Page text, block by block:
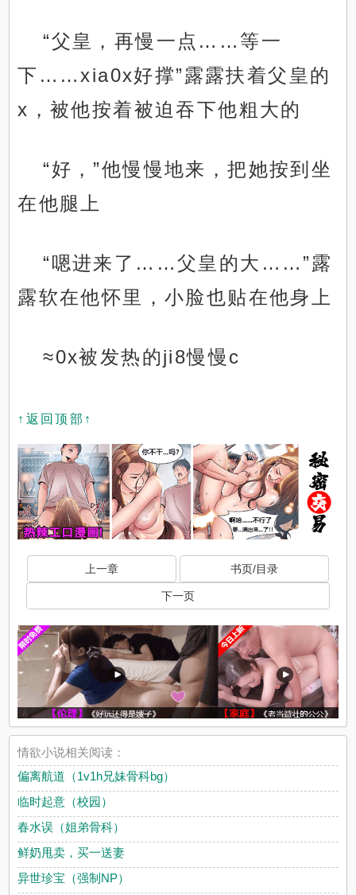
“父皇，再慢一点……等一
下……xia0x好撑”露露扶着父皇的
x，被他按着被迫吞下他粗大的
“好，”他慢慢地来，把她按到坐
在他腿上
“嗯进来了……父皇的大……”露
露软在他怀里，小脸也贴在他身上
≈0x被发热的ji8慢慢c
↑返回顶部↑
上一章 书页/目录
下一页
情欲小说相关阅读：
偏离航道（1v1h兄妹骨科bg）
临时起意（校园）
春水误（姐弟骨科）
鲜奶甩卖，买一送妻
异世珍宝（强制NP）